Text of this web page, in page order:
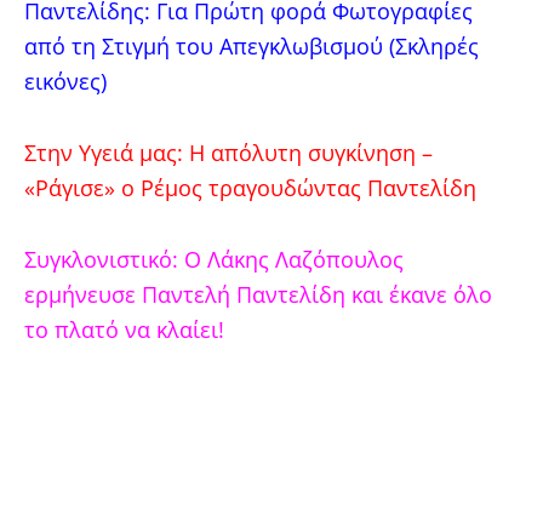
Παντελίδης: Για Πρώτη φορά Φωτογραφίες
από τη Στιγμή του Απεγκλωβισμού (Σκληρές
εικόνες)
Στην Υγειά μας: Η απόλυτη συγκίνηση –
«Ράγισε» ο Ρέμος τραγουδώντας Παντελίδη
Συγκλονιστικό: Ο Λάκης Λαζόπουλος
ερμήνευσε Παντελή Παντελίδη και έκανε όλο
το πλατό να κλαίει!